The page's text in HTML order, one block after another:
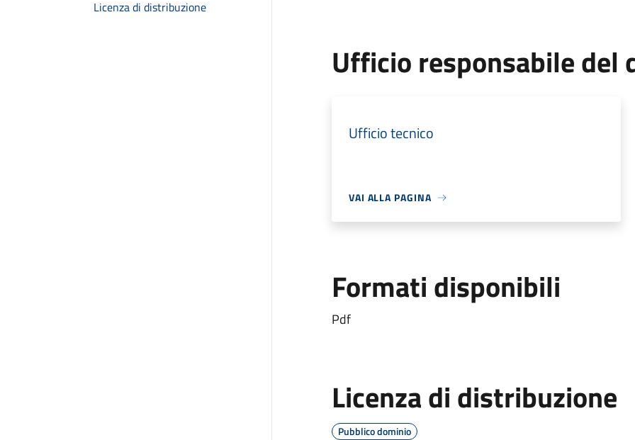
Licenza di distribuzione
Ufficio responsabile del
Ufficio tecnico
VAI ALLA PAGINA
Formati disponibili
Pdf
Licenza di distribuzione
Pubblico dominio